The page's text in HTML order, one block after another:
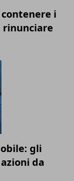
i
rinunciare
gli
da